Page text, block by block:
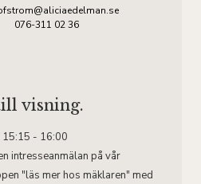
076-311 02 36
visning.
15:15 - 16:00
intresseanmälan på vår
"läs mer hos mäklaren" med